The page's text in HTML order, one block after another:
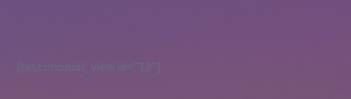
[testimonial_view id=”12″]